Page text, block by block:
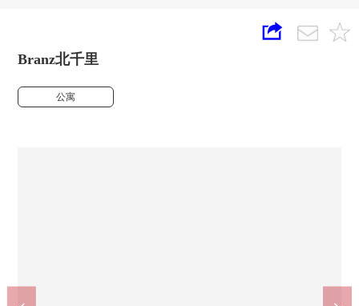
Branz北千里
公寓